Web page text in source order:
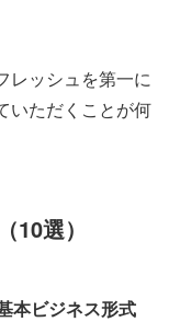
レッシュを第一に
いただくことが何
10選）
本ビジネス形式